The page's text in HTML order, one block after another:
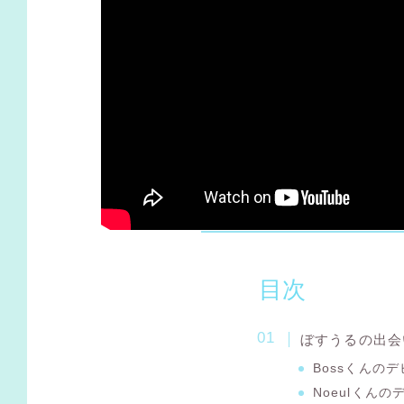
目次
ぼすうるの出
Bossくんのデ
Noeulくんの